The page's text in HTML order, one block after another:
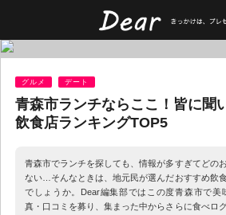
グルメ デート
青森市ランチならここ！皆に聞
飲食店ランキングTOP5
青森市でランチを探しても、情報が多すぎてどの
ない…そんなときは、地元民が選んだおすすめ飲
でしょうか。Dear編集部ではこの度青森市で美
真・口コミを募り、集まった中からさらに食べロ